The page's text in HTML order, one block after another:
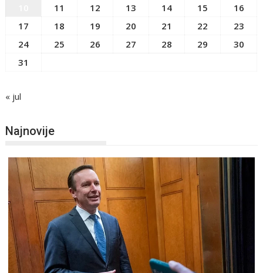
11 12 13 14 15
16
17
18 19 20 21 22
23
24
25 26 27 28 29
30
31
« jul
Najnovije